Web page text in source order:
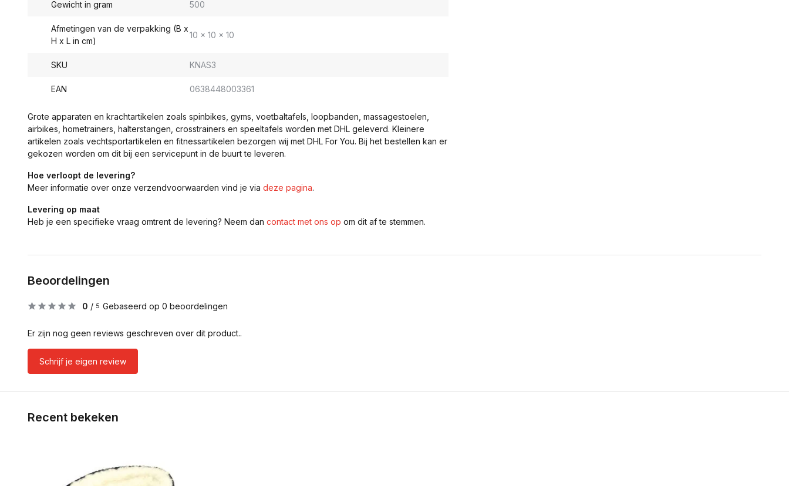
Gewicht in gram 500
Afmetingen van de verpakking (B x
H x L in cm)
10 x 10 x 10
SKU KNAS3
EAN 0638448003361
Grote apparaten en krachtartikelen zoals spinbikes, gyms, voetbaltafels, loopbanden, massagestoelen,
airbikes, hometrainers, halterstangen, crosstrainers en speeltafels worden met DHL geleverd. Kleinere
artikelen zoals vechtsportartikelen en fitnessartikelen bezorgen wij met DHL For You. Bij het bestellen kan er
gekozen worden om dit bij een servicepunt in de buurt te leveren.
Hoe verloopt de levering?
Meer informatie over onze verzendvoorwaarden vind je via deze pagina.
Levering op maat
Heb je een specifieke vraag omtrent de levering? Neem dan contact met ons op om dit af te stemmen.
Beoordelingen
0 / 5 Gebaseerd op 0 beoordelingen
Er zijn nog geen reviews geschreven over dit product..
Schrijf je eigen review
Recent bekeken